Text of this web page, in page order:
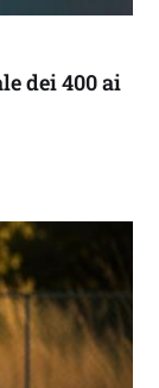
dei 400 ai